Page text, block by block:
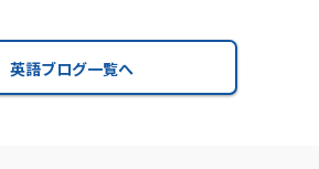
英語ブログ一覧へ